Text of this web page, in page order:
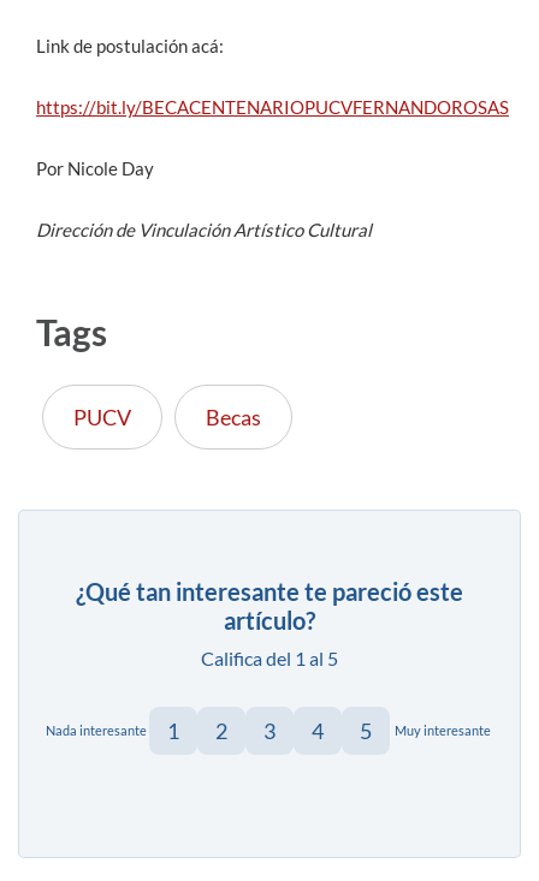
Link de postulación acá:
https://bit.ly/BECACENTENARIOPUCVFERNANDOROSAS
Por Nicole Day
Dirección de Vinculación Artístico Cultural
Tags
PUCV Becas
¿Qué tan interesante te pareció este
artículo?
Califica del 1 al 5
Nada interesante 1 2 3 4 5 Muy interesante